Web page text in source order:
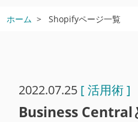
ホーム Shopifyページ一覧
2022.07.25 [ 活用術 ]
Business Central